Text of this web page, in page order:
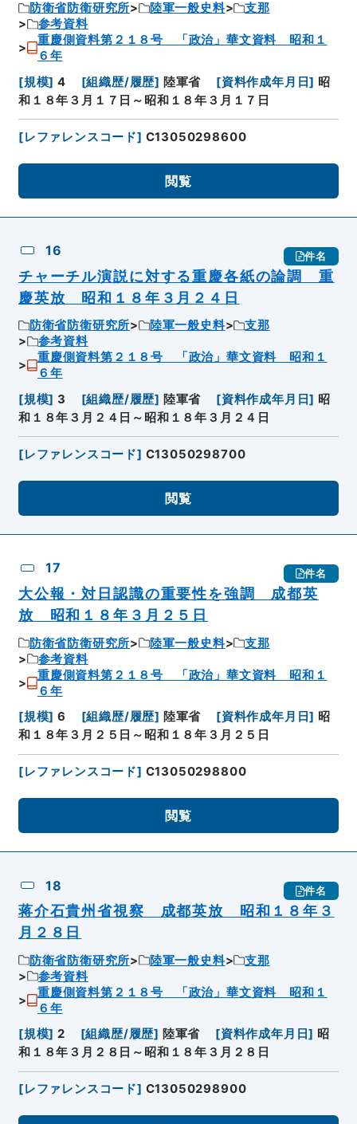
防衛省防衛研究所 陸軍一般史料
支那
参考資料
重慶側資料第２１８号 「政治」華文資料 昭和１
６年
[規模] 4 [組織歴/履歴] 陸軍省 [資料作成年月日] 昭
和１８年３月１７日～昭和１８年３月１７日
[レファレンスコード] C13050298600
閲覧
16 件名
チャーチル演説に対する重慶各紙の論調 重
慶英放 昭和１８年３月２４日
防衛省防衛研究所 陸軍一般史料
支那
参考資料
重慶側資料第２１８号 「政治」華文資料 昭和１
６年
[規模] 3 [組織歴/履歴] 陸軍省 [資料作成年月日] 昭
和１８年３月２４日～昭和１８年３月２４日
[レファレンスコード] C13050298700
閲覧
17 件名
大公報・対日認識の重要性を強調 成都英
放 昭和１８年３月２５日
防衛省防衛研究所 陸軍一般史料
支那
参考資料
重慶側資料第２１８号 「政治」華文資料 昭和１
６年
[規模] 6 [組織歴/履歴] 陸軍省 [資料作成年月日] 昭
和１８年３月２５日～昭和１８年３月２５日
[レファレンスコード] C13050298800
閲覧
18 件名
蒋介石貴州省視察 成都英放 昭和１８年３
月２８日
防衛省防衛研究所 陸軍一般史料
支那
参考資料
重慶側資料第２１８号 「政治」華文資料 昭和１
６年
[規模] 2 [組織歴/履歴] 陸軍省 [資料作成年月日] 昭
和１８年３月２８日～昭和１８年３月２８日
[レファレンスコード] C13050298900